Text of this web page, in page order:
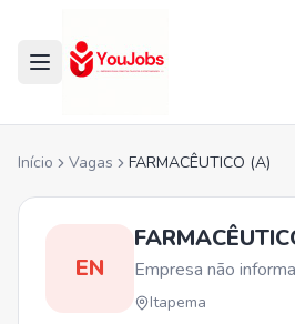
Início Vagas FARMACÊUTICO (A)
EN Empresa não
Itapema